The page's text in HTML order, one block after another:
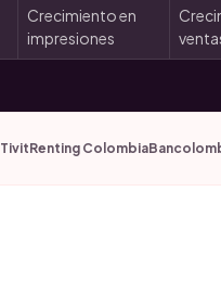
Crecimiento en
impresiones
TivitRenting Colombia